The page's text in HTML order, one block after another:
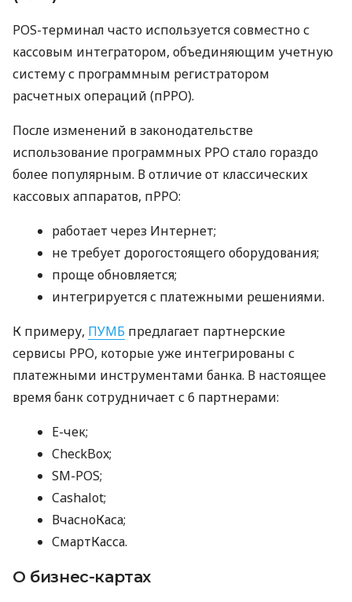
POS-терминал часто используется совместно с
кассовым интегратором, объединяющим учетную
систему с программным регистратором
расчетных операций (пРРО).
После изменений в законодательстве
использование программных РРО стало гораздо
более популярным. В отличие от классических
кассовых аппаратов, пРРО:
работает через Интернет;
не требует дорогостоящего оборудования;
проще обновляется;
интегрируется с платежными решениями.
К примеру, ПУМБ предлагает партнерские
сервисы РРО, которые уже интегрированы с
платежными инструментами банка. В настоящее
время банк сотрудничает с 6 партнерами:
E-чек;
CheckBox;
SM-POS;
Cashalot;
ВчасноКаса;
СмартКасса.
О бизнес-картах